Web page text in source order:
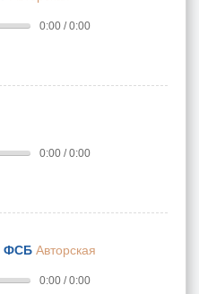
0:00 / 0:00
0:00 / 0:00
ФСБ Авторская
0:00 / 0:00